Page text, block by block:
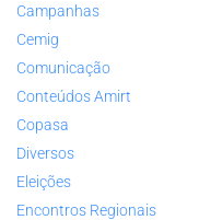
Campanhas
Cemig
Comunicação
Conteúdos Amirt
Copasa
Diversos
Eleições
Encontros Regionais